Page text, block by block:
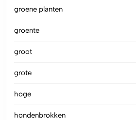
groene planten
groente
groot
grote
hoge
hondenbrokken